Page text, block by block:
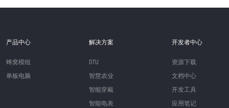
产品中心
蜂窝模组
单板电脑
解决方案
DTU
智慧农业
智能穿戴
智能电表
开发者中心
资源下载
文档中心
开发工具
应用笔记